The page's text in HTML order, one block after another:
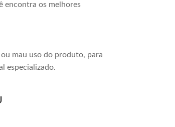
encontra os melhores
mau uso do produto, para
especializado.